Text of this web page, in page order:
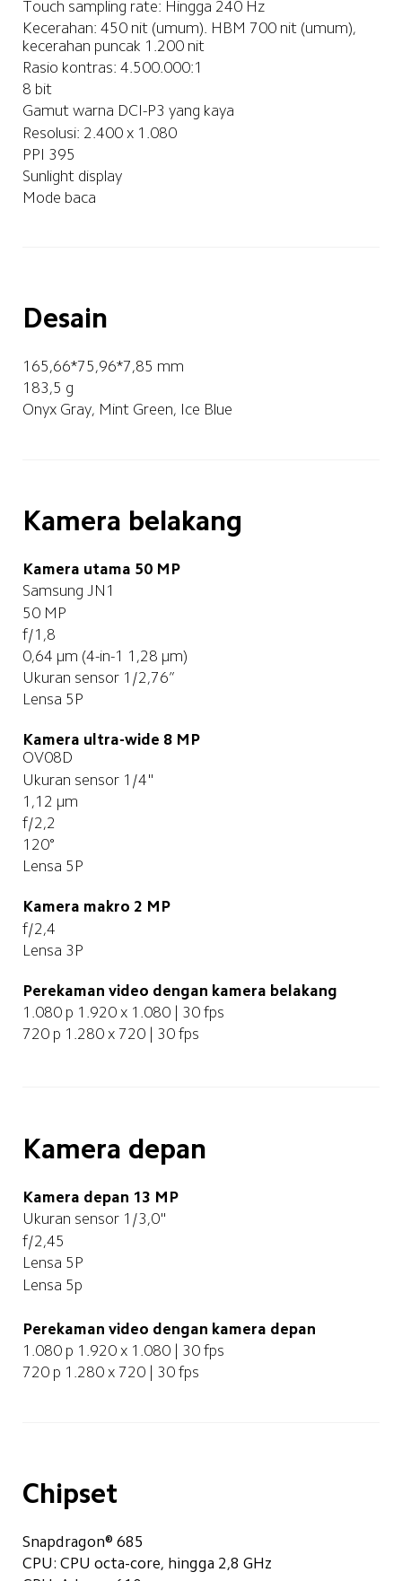
Touch sampling rate: Hingga 240 Hz
Kecerahan: 450 nit (umum). HBM 700 nit (umum),
kecerahan puncak 1.200 nit
Rasio kontras: 4.500.000:1
8 bit
Gamut warna DCI-P3 yang kaya
Resolusi: 2.400 x 1.080
PPI 395
Sunlight display
Mode baca
Desain
165,66*75,96*7,85 mm
183,5 g
Onyx Gray, Mint Green, Ice Blue
Kamera belakang
Kamera utama 50 MP
Samsung JN1
50 MP
f/1,8
0,64 μm (4-in-1 1,28 μm)
Ukuran sensor 1/2,76”
Lensa 5P
Kamera ultra-wide 8 MP
OV08D
Ukuran sensor 1/4"
1,12 μm
f/2,2
120°
Lensa 5P
Kamera makro 2 MP
f/2,4
Lensa 3P
Perekaman video dengan kamera belakang
1.080 p 1.920 x 1.080 | 30 fps
720 p 1.280 x 720 | 30 fps
Kamera depan
Kamera depan 13 MP
Ukuran sensor 1/3,0"
f/2,45
Lensa 5P
Lensa 5p
Perekaman video dengan kamera depan
1.080 p 1.920 x 1.080 | 30 fps
720 p 1.280 x 720 | 30 fps
Chipset
Snapdragon® 685
CPU: CPU octa-core, hingga 2,8 GHz